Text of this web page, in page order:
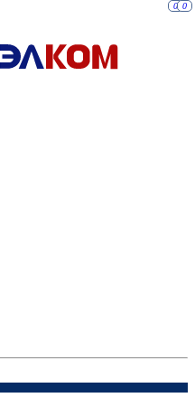
0 0